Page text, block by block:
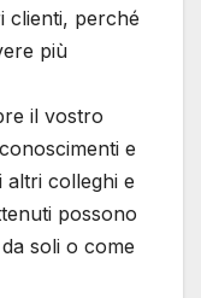
clienti, perché
più
il vostro
e
altri colleghi e
possono
soli o come